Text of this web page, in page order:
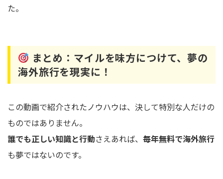
た。
まとめ：マイルを味方につけて、夢の
海外旅行を現実に！
この動画で紹介されたノウハウは、決して特別な人だけの
ものではありません。
誰でも正しい知識と行動さえあれば、 毎年無料で海外旅行
も夢ではないのです。